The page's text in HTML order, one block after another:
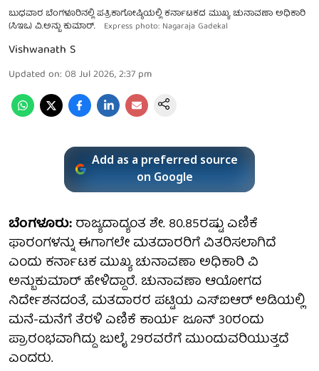
ಬುಧವಾರ ಬೆಂಗಳೂರಿನಲ್ಲಿ ಪತ್ರಿಕಾಗೋಷ್ಠಿಯಲ್ಲಿ ಕರ್ನಾಟಕದ ಮುಖ್ಯ ಚುನಾವಣಾ ಅಧಿಕಾರಿ
(ಸಿಇಒ) ವಿ.ಅನ್ಬು ಕುಮಾರ್.
Express photo: Nagaraja Gadekal
Vishwanath S
Updated on: 08 Jul 2026, 2:37 pm
Add as a preferred source
on Google
ಬೆಂಗಳೂರು:ರಾಜ್ಯದಾದ್ಯಂತ ಶೇ. 80.85ರಷ್ಟು ಎಣಿಕೆ
ಫಾರಂಗಳನ್ನು ಈಗಾಗಲೇ ಮತದಾರರಿಗೆ ವಿತರಿಸಲಾಗಿದೆ
ಎಂದು ಕರ್ನಾಟಕ ಮುಖ್ಯ ಚುನಾವಣಾ ಅಧಿಕಾರಿ ವಿ
ಅನ್ಬುಕುಮಾರ್ ಹೇಳಿದ್ದಾರೆ. ಚುನಾವಣಾ ಆಯೋಗದ
ನಿರ್ದೇಶನದಂತೆ, ಮತದಾರರ ಪಟ್ಟಿಯ ಎಸ್‌ಐಆರ್ ಅಡಿಯಲ್ಲಿ
ಮನೆ-ಮನೆಗೆ ತೆರಳಿ ಎಣಿಕೆ ಕಾರ್ಯ ಜೂನ್ 30ರಂದು
ಪ್ರಾರಂಭವಾಗಿದ್ದು ಜುಲೈ 29ರವರೆಗೆ ಮುಂದುವರಿಯುತ್ತದೆ
ಎಂದರು.